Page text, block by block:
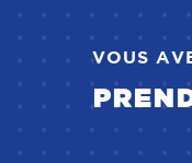
VOUS